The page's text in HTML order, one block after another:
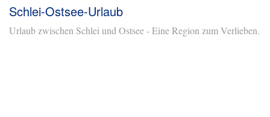
Schlei-Ostsee-Urlaub
Urlaub zwischen Schlei und Ostsee - Eine Region zum Verlieben.